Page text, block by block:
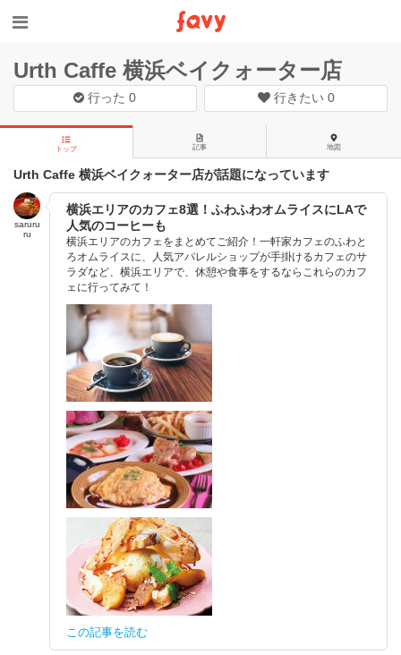
Urth Caffe 横浜ベイクォーター店
行った0 行きたい 0
トップ 記事 地図
Urth Caffe 横浜ベイクォーター店が話題になっています
saruru
ru
横浜エリアのカフェ8選！ふわふわオムライスにLAで
人気のコーヒーも
横浜エリアのカフェをまとめてご紹介！一軒家カフェのふわと
ろオムライスに、人気アパレルショップが手掛けるカフェのサ
ラダなど、横浜エリアで、休憩や食事をするならこれらのカフ
ェに行ってみて！
この記事を読む